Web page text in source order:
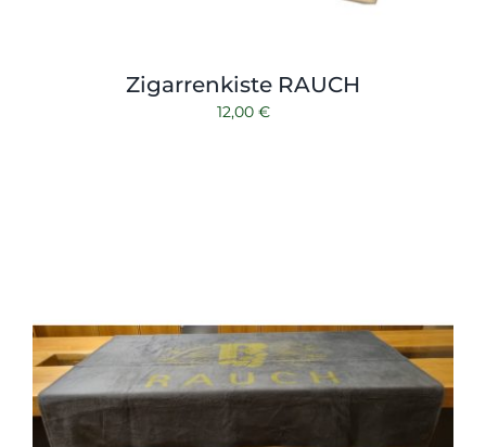
Zigarrenkiste RAUCH
12,00 €